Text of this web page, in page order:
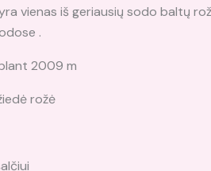
vienas iš geriausių sodo baltų
.
2009 m
rožė